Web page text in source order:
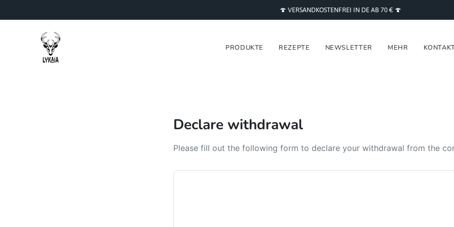
to
🍄 VERSANDKOSTENFREI IN DE AB 70 € 🍄
PRODUKTE REZEPTE NEWSLETTER MEHR
Declare withdrawal
Please fill out the following form to declare your withdrawal from the